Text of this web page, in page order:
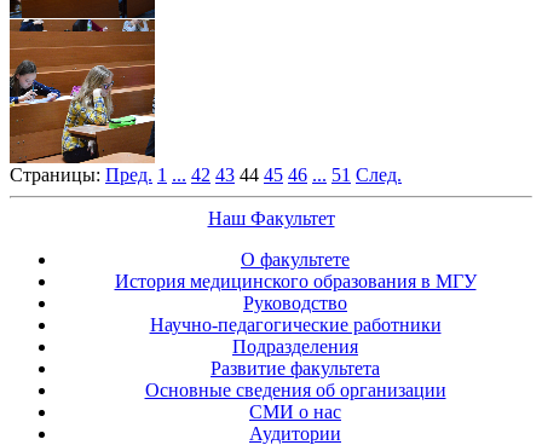
Страницы: Пред. 1 ... 42 43 44 45 46 ... 51 След.
Наш Факультет
О факультете
История медицинского образования в МГУ
Руководство
Научно-педагогические работники
Подразделения
Развитие факультета
Основные сведения об организации
СМИ о нас
Аудитории